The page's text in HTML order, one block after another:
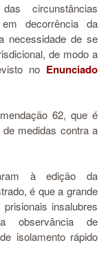
circunstâncias
decorrência da
necessidade de se
de modo a
no Enunciado
62, que é
medidas contra a
à edição da
é que a grande
insalubres
observância de
isolamento rápido